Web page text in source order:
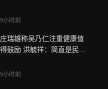
9小时前
庄瑞雄称吴乃仁注重健康值
得鼓励 洪毓祥：简直是民进
9小时前